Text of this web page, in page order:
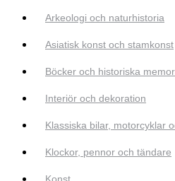
Arkeologi och naturhistoria
Asiatisk konst och stamkonst
Böcker och historiska
Interiör och dekoration
Klassiska bilar, motorcyklar
Klockor, pennor och tändare